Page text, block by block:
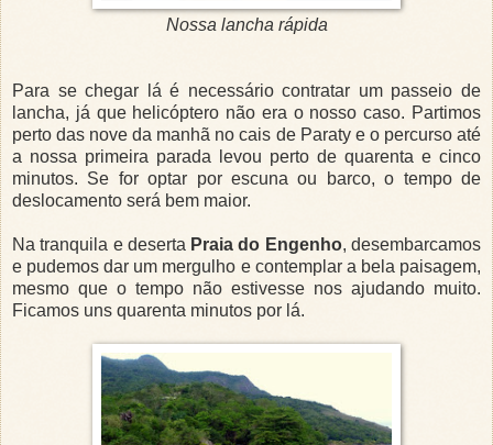
Nossa lancha rápida
Para se chegar lá é necessário contratar um passeio de
lancha, já que helicóptero não era o nosso caso. Partimos
perto das nove da manhã no cais de Paraty e o percurso até
a nossa primeira parada levou perto de quarenta e cinco
minutos. Se for optar por escuna ou barco, o tempo de
deslocamento será bem maior.
Na tranquila e deserta Praia do Engenho, desembarcamos
e pudemos dar um mergulho e contemplar a bela paisagem,
mesmo que o tempo não estivesse nos ajudando muito.
Ficamos uns quarenta minutos por lá.